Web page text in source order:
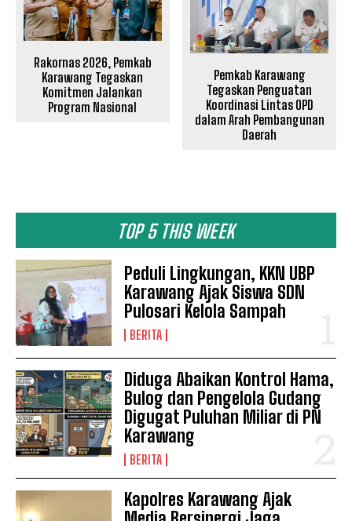
TOP 5 THIS WEEK
Peduli Lingkungan, KKN UBP
Karawang Ajak Siswa SDN
Pulosari Kelola Sampah
BERITA
Diduga Abaikan Kontrol Hama,
Bulog dan Pengelola Gudang
Digugat Puluhan Miliar di PN
Karawang
BERITA
Kapolres Karawang Ajak
Rakornas 2026, Pemkab
Karawang Tegaskan
Komitmen Jalankan
Program Nasional
Pemkab Karawang
Tegaskan Penguatan
Koordinasi Lintas OPD
dalam Arah Pembangunan
Daerah